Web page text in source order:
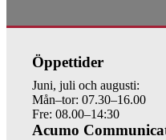
Öppettider
Juni, juli och augusti:
Mån–tor: 07.30–16.00
Fre: 08.00–14:30
Acumo